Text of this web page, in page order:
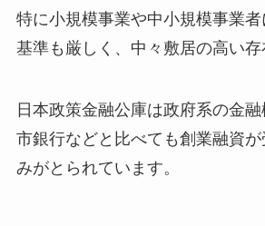
特に小規模事業や中小規模事業
基準も厳しく、中々敷居の高い存
日本政策金融公庫は政府系の金
市銀行などと比べても創業融資
みがとられています。